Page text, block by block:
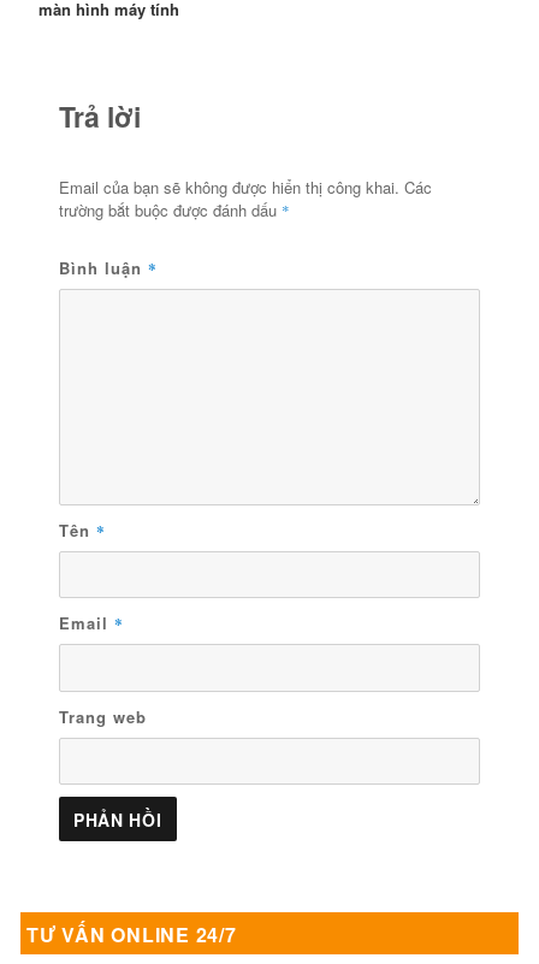
màn hình máy tính
Trả lời
Email của bạn sẽ không được hiển thị công khai. Các
trường bắt buộc được đánh dấu *
Bình luận *
Tên *
Email *
Trang web
TƯ VẤN ONLINE 24/7